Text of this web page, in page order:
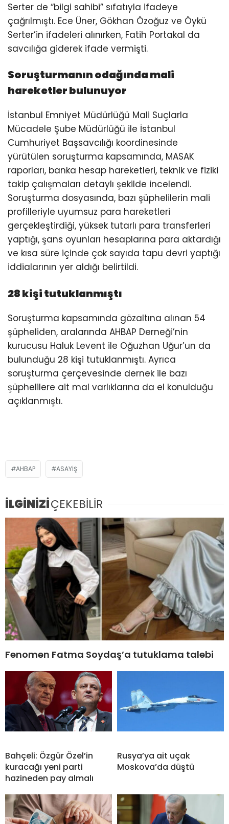
Serter de “bilgi sahibi” sıfatıyla ifadeye
çağrılmıştı. Ece Üner, Gökhan Özoğuz ve Öykü
Serter’in ifadeleri alınırken, Fatih Portakal da
savcılığa giderek ifade vermişti.
Soruşturmanın odağında mali
hareketler bulunuyor
İstanbul Emniyet Müdürlüğü Mali Suçlarla
Mücadele Şube Müdürlüğü ile İstanbul
Cumhuriyet Başsavcılığı koordinesinde
yürütülen soruşturma kapsamında, MASAK
raporları, banka hesap hareketleri, teknik ve fiziki
takip çalışmaları detaylı şekilde incelendi.
Soruşturma dosyasında, bazı şüphelilerin mali
profilleriyle uyumsuz para hareketleri
gerçekleştirdiği, yüksek tutarlı para transferleri
yaptığı, şans oyunları hesaplarına para aktardığı
ve kısa süre içinde çok sayıda tapu devri yaptığı
iddialarının yer aldığı belirtildi.
28 kişi tutuklanmıştı
Soruşturma kapsamında gözaltına alınan 54
şüpheliden, aralarında AHBAP Derneği’nin
kurucusu Haluk Levent ile Oğuzhan Uğur’un da
bulunduğu 28 kişi tutuklanmıştı. Ayrıca
soruşturma çerçevesinde dernek ile bazı
şüphelilere ait mal varlıklarına da el konulduğu
açıklanmıştı.
AHBAP ASAYIŞ
İLGİNİZİÇEKEBİLİR
Fenomen Fatma Soydaş’a tutuklama talebi
Bahçeli: Özgür Özel’in
kuracağı yeni parti
hazineden pay almalı
Rusya’ya ait uçak
Moskova’da düştü